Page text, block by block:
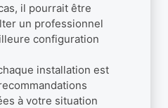
il pourrait être
un professionnel
configuration
installation est
à votre situation